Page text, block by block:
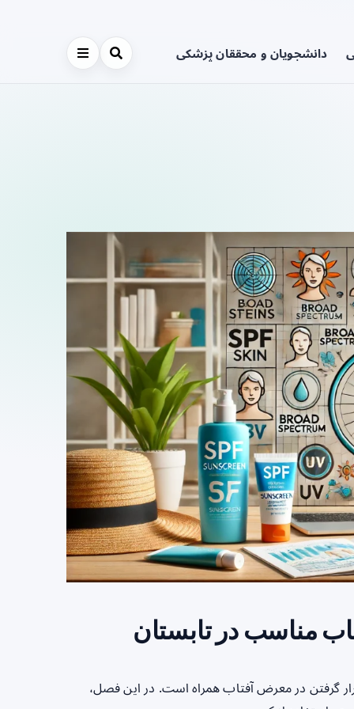
دانشجویان و محققان پزشکی
مناسب در تابستان
گرفتن در معرض آفتاب همراه است. در این فصل،